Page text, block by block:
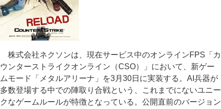
株式会社ネクソンは、現在サービス中のオンラインFPS「カ
ウンターストライクオンライン（CSO）」において、新ゲー
ムモード「メタルアリーナ」を3月30日に実装する。AI兵器が
多数登場する中での陣取り合戦という、これまでにないユニー
クなゲームルールが特徴となっている。公開直前のバージョン